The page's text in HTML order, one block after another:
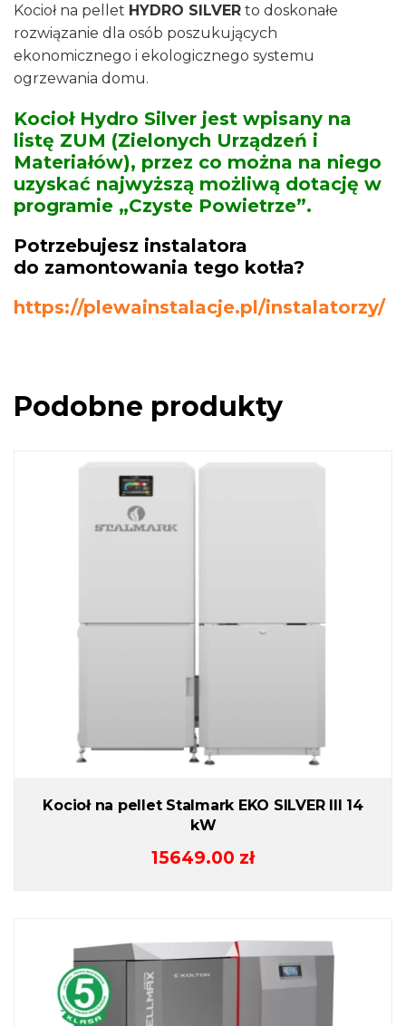
Kocioł na pellet HYDRO SILVER to doskonałe
rozwiązanie dla osób poszukujących
ekonomicznego i ekologicznego systemu
ogrzewania domu.
Kocioł Hydro Silver jest wpisany na
listę ZUM (Zielonych Urządzeń i
Materiałów), przez co można na niego
uzyskać najwyższą możliwą dotację w
programie „Czyste Powietrze”.
Potrzebujesz instalatora
do zamontowania tego kotła?
https://plewainstalacje.pl/instalatorzy/
Podobne produkty
Kocioł na pellet Stalmark EKO SILVER III 14
kW
15649.00 zł